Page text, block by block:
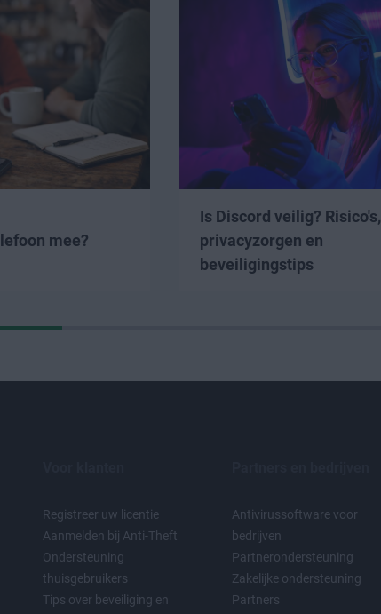
mee?
Is Discord veilig? Risico's,
privacyzorgen en
beveiligingstips
Registreer uw licentie
Aanmelden bij Anti-Theft
Ondersteuning
thuisgebruikers
Tips over beveiliging en
Antivirussoftware voor
bedrijven
Partnerondersteuning
Zakelijke ondersteuning
Partners